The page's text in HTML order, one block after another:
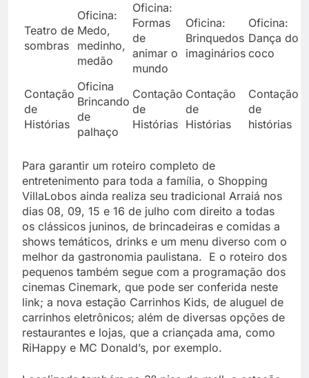
Teatro de
sombras
Oficina:
Medo,
medinho,
medão
Oficina:
Formas
de
animar o
mundo
Oficina:
Brinquedos
imaginários
Oficina:
Dança do
coco
Contação
de
Histórias
Oficina
Brincando
de
palhaço
Contação
de
Histórias
Contação
de
Histórias
Contação
de
histórias
Para garantir um roteiro completo de
entretenimento para toda a família, o Shopping
VillaLobos ainda realiza seu tradicional Arraiá nos
dias 08, 09, 15 e 16 de julho com direito a todas
os clássicos juninos, de brincadeiras e comidas a
shows temáticos, drinks e um menu diverso com o
melhor da gastronomia paulistana. E o roteiro dos
pequenos também segue com a programação dos
cinemas Cinemark, que pode ser conferida neste
link; a nova estação Carrinhos Kids, de aluguel de
carrinhos eletrônicos; além de diversas opções de
restaurantes e lojas, que a criançada ama, como
RiHappy e MC Donald’s, por exemplo.